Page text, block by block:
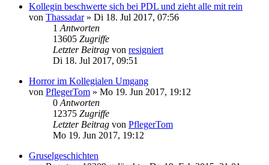
Kollegin beschwerte sich bei PDL und zieht alle mit rein
von Thassadar» Di 18. Jul 2017, 07:56
1 Antworten
13605 Zugriffe
Letzter Beitrag von resigniert
Di 18. Jul 2017, 09:51
Horror im Kollegialen Umgang
von PflegerTom » Mo 19. Jun 2017, 19:12
0 Antworten
12375 Zugriffe
Letzter Beitrag von PflegerTom
Mo 19. Jun 2017, 19:12
Gruselgeschichten